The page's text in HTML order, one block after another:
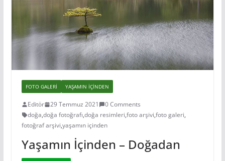
FOTO GALERI YAŞAMIN IÇINDEN
Editör 29 Temmuz 2021
0 Comments
doğa,doğa fotoğrafı,doğa resimleri,foto arşivi,foto galeri,
fotoğraf arşivi,yaşamın içinden
Yaşamın İçinden – Doğadan